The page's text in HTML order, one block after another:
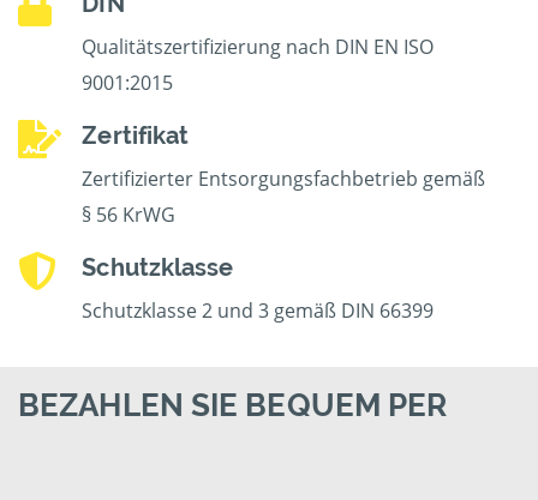
Qualitätszertifizierung nach DIN EN ISO
9001:2015
Zertifikat
Zertifizierter Entsorgungsfachbetrieb gemäß
§ 56 KrWG
Schutzklasse
Schutzklasse 2 und 3 gemäß DIN 66399
BEZAHLEN SIE BEQUEM PER